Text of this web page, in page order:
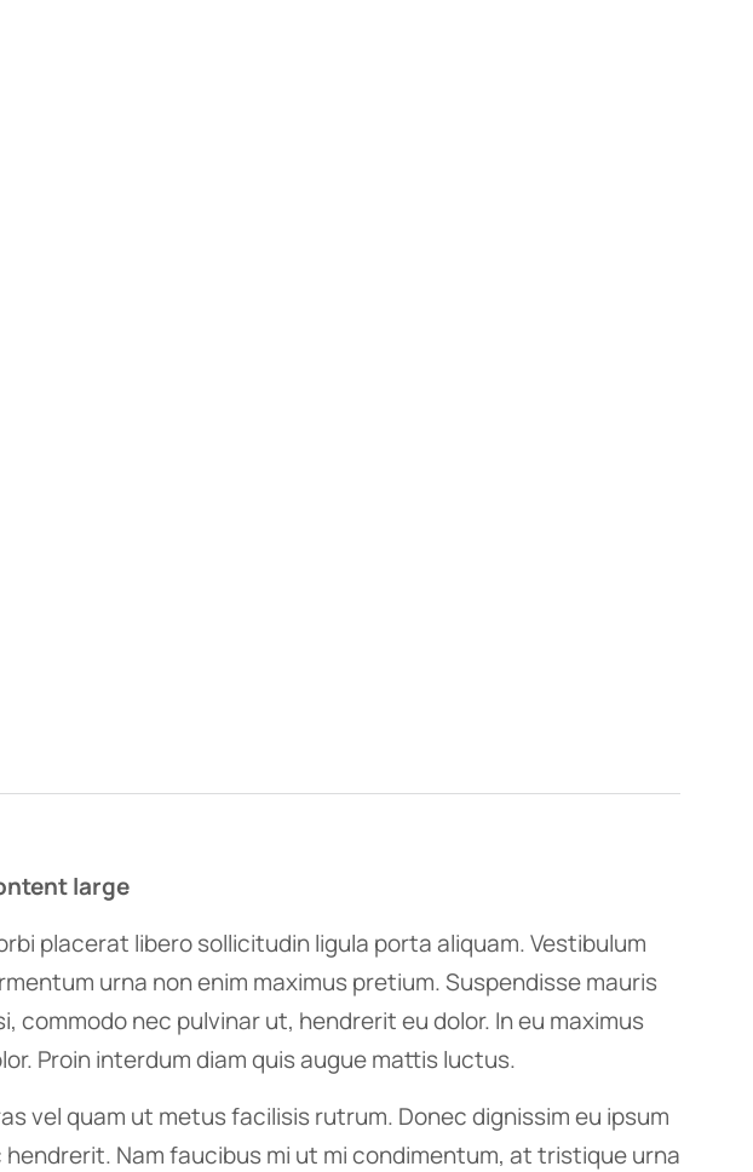
large
placerat libero sollicitudin ligula porta aliquam. Vestibulum
urna non enim maximus pretium. Suspendisse mauris
commodo nec pulvinar ut, hendrerit eu dolor. In eu maximus
Proin interdum diam quis augue mattis luctus.
vel quam ut metus facilisis rutrum. Donec dignissim eu ipsum
hendrerit. Nam faucibus mi ut mi condimentum, at tristique urna